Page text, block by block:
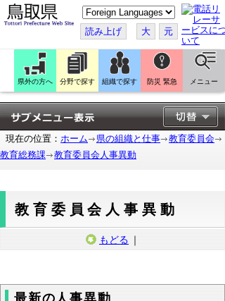
こ
の
ペ
ー
ジ
翻
訳
す
る
読み上げ 大 元
県外の方へ 分野で探す 組織で探す 防災 緊急 メニュー
現在の位置： ホーム 県の組織と仕事
教育委員会
教育総務課
教育委員会人事異動
教育委員会人事異動
もどる ｜
最新の人事異動